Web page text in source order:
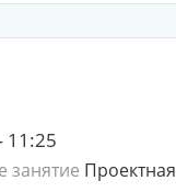
11:25
занятие Проектная